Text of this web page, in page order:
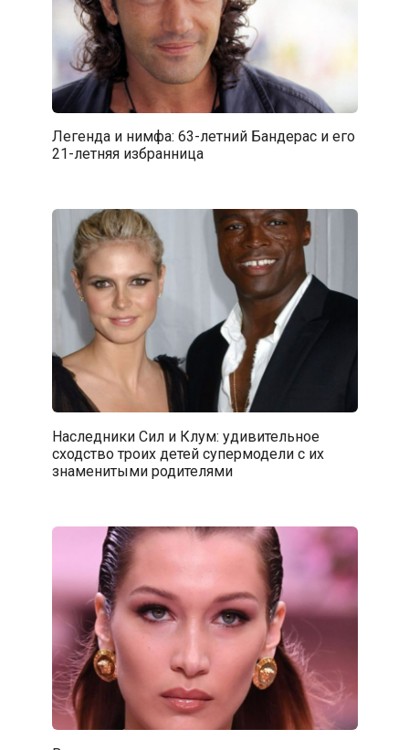
Легенда и нимфа: 63-летний Бандерас и его
21-летняя избранница
Наследники Сил и Клум: удивительное
сходство троих детей супермодели с их
знаменитыми родителями